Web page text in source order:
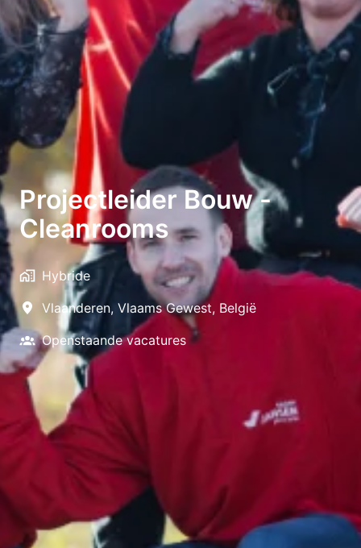
Projectleider Bouw -
Cleanrooms
Hybride
Vlaanderen, Vlaams Gewest, België
Openstaande vacatures